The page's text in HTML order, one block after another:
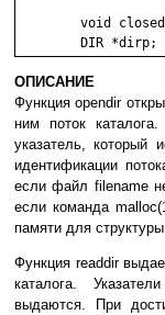
ОПИСАНИЕ
Функция opendir
ним поток
указатель, который
идентификации
если файл filename
если команда
памяти для
Функция readdir
каталога.
выдаются. При